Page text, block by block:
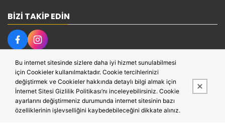
BIZI TAKIP EDIN
Bu site,PobolEti®Entegre E-ticaret Sistemi ile hazırlanmıştır.
Bu internet sitesinde sizlere daha iyi hizmet sunulabilmesi
için Cookieler kullanılmaktadır. Cookie tercihlerinizi
değiştirmek ve Cookieler hakkında detaylı bilgi almak için
İnternet Sitesi Gizlilik Politikası’nı inceleyebilirsiniz. Cookie
ayarlarını değiştirmeniz durumunda internet sitesinin bazı
özelliklerinin işlevselliğini kaybedebileceğini dikkate alınız.